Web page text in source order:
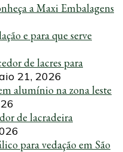
a Maxi Embalagens
e para que serve
de lacres para
21, 2026
alumínio na zona leste
de lacradeira
para vedação em São